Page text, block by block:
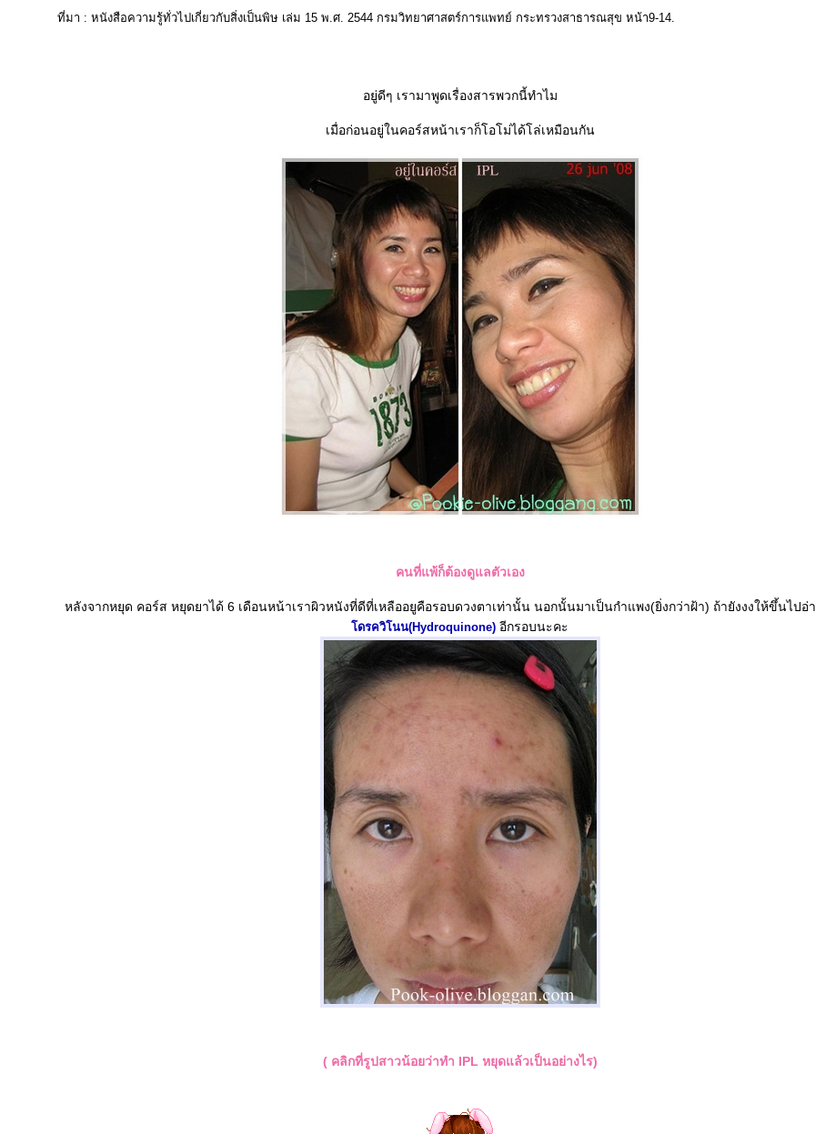
ที่มา : หนังสือความรู้ทั่วไปเกี่ยวกับสิ่งเป็นพิษ เล่ม 15 พ.ศ. 2544 กรมวิทยาศาสตร์การแพทย์ กระทรวงสาธารณสุข หน้า9-14.
อยู่ดีๆ เรามาพูดเรื่องสารพวกนี้ทำไม
เมื่อก่อนอยู่ในคอร์สหน้าเราก็โอโม่ได้โล่เหมือนกัน
คนที่แพ้ก็ต้องดูแลตัวเอง
หลังจากหยุด คอร์ส หยุดยาได้ 6 เดือนหน้าเราผิวหนังที่ดีที่เหลืออยูคือรอบดวงตาเท่านั้น นอกนั้นมาเป็นกำแพง(ยิ่งกว่าฝ้า) ถ้ายังงงให้ขึ้นไปอ่
ดรควิโนน(Hydroquinone) อีกรอบนะคะ
( คลิกที่รูปสาวน้อยว่าทำ IPL หยุดแล้วเป็นอย่างไร)